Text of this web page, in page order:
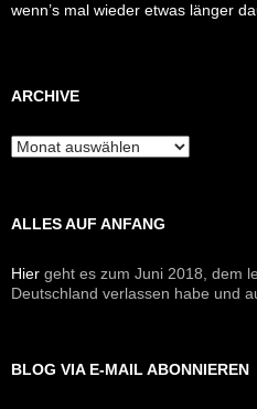
wenn’s mal wieder etwas länger
ARCHIVE
Archive
ALLES AUF ANFANG
Hier geht es zum Juni 2018, dem
Deutschland verlassen habe und
BLOG VIA E-MAIL ABONNIEREN